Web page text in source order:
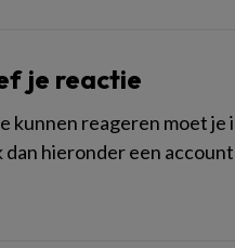
je reactie
kunnen reageren moet je
dan hieronder een account